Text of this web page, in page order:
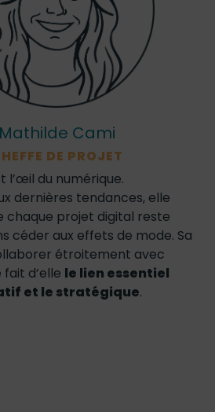
Mathilde Cami
DE PROJET
l’œil du numérique.
dernières tendances, elle
chaque projet digital reste
céder aux effets de mode. Sa
étroitement avec
d’elle le lien essentiel
et le stratégique.